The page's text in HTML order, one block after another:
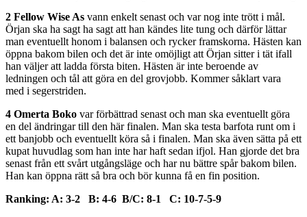
2 Fellow Wise As vann enkelt senast och var nog inte trött i mål.
Örjan ska ha sagt ha sagt att han kändes lite tung och därför lättar
man eventuellt honom i balansen och rycker framskorna. Hästen kan
öppna bakom bilen och det är inte omöjligt att Örjan sitter i tät ifall
han väljer att ladda första biten. Hästen är inte beroende av
ledningen och tål att göra en del grovjobb. Kommer såklart vara
med i segerstriden.
4 Omerta Boko var förbättrad senast och man ska eventuellt göra
en del ändringar till den här finalen. Man ska testa barfota runt om i
ett banjobb och eventuellt köra så i finalen. Man ska även sätta på ett
kupat huvudlag som han inte har haft sedan ifjol. Han gjorde det bra
senast från ett svårt utgångsläge och har nu bättre spår bakom bilen.
Han kan öppna rätt så bra och bör kunna få en fin position.
Ranking: A: 3-2 B: 4-6 B/C: 8-1 C: 10-7-5-9